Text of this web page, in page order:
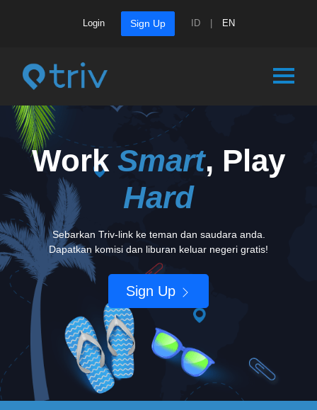
Login Sign Up ID EN
Work Smart, Play
Hard
Sebarkan Triv-link ke teman dan saudara anda.
Dapatkan komisi dan liburan keluar negeri gratis!
Sign Up